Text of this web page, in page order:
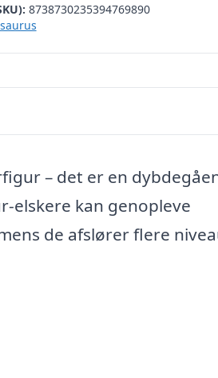
8738730235394769890
– det er en
elskere kan genopleve
de afslører flere